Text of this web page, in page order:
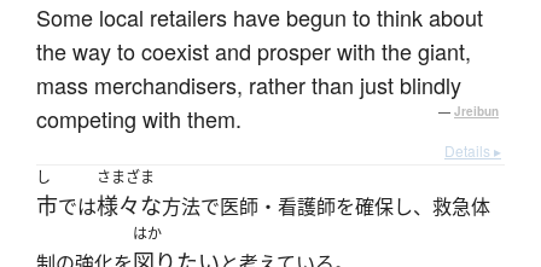
Some local retailers have begun to think about
the way to coexist and prosper with the giant,
mass merchandisers, rather than just blindly
competing with them.
— Jreibun
Details ▸
し
市では
さまざま
様々な方法で医師・看護師を確保し、救急体
はか